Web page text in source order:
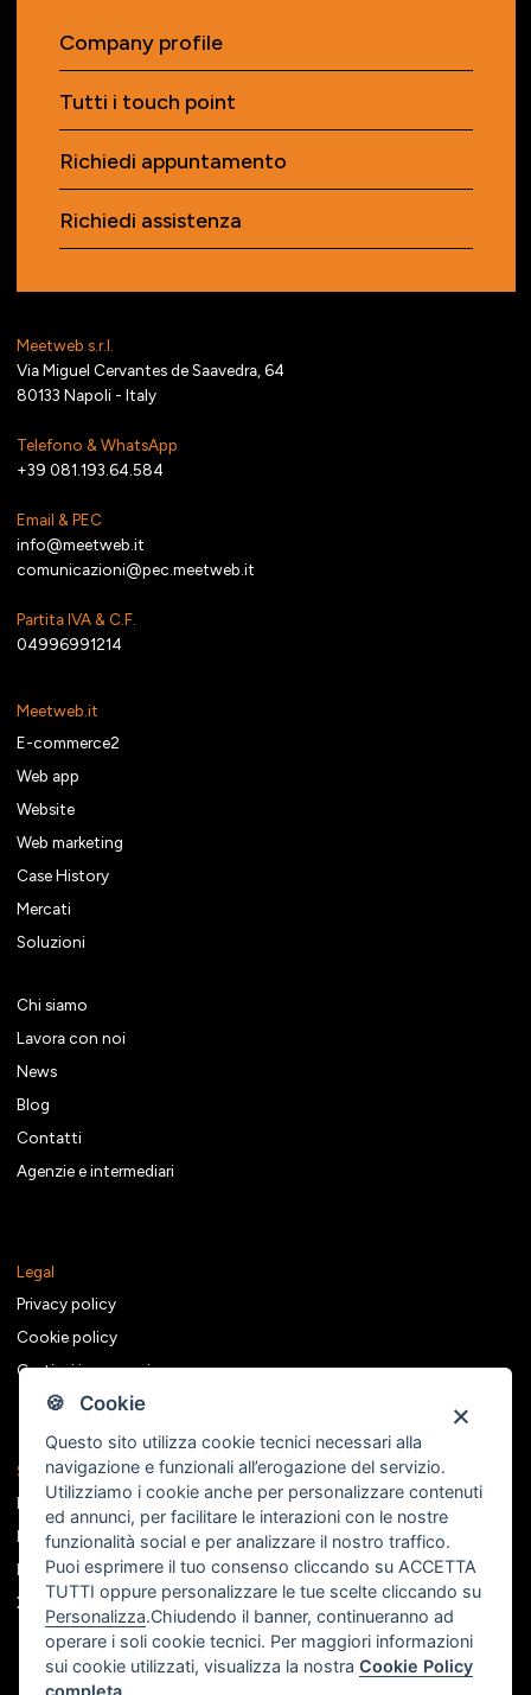
🍪 Cookie
Questo sito utilizza cookie tecnici necessari alla
navigazione e funzionali all’erogazione del servizio.
Utilizziamo i cookie anche per personalizzare contenuti
ed annunci, per facilitare le interazioni con le nostre
funzionalità social e per analizzare il nostro traffico.
Puoi esprimere il tuo consenso cliccando su ACCETTA
TUTTI oppure personalizzare le tue scelte cliccando su
Personalizza.Chiudendo il banner, continueranno ad
operare i soli cookie tecnici. Per maggiori informazioni
sui cookie utilizzati, visualizza la nostraCookie Policy
completa
Meetweb s.r.l.
Via Miguel Cervantes de Saavedra, 64
80133 Napoli - Italy
Telefono & WhatsApp
+39 081.193.64.584
Email & PEC
info@meetweb.it
comunicazioni@pec.meetweb.it
Partita IVA & C.F.
04996991214
Meetweb.it
E-commerce2
Web app
Website
Web marketing
Case History
Mercati
Soluzioni
Chi siamo
Lavora con noi
News
Blog
Contatti
Agenzie e intermediari
Legal
Privacy policy
Cookie policy
Gestisci i consensi
Seguici sui social
Facebook
Instagram
Linkedin
X
Company profile
Tutti i touch point
Richiedi appuntamento
Richiedi assistenza